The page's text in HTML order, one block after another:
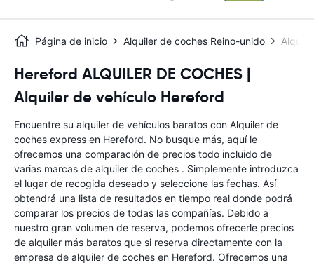
Página de inicio Alquiler de coches Reino-unido
Hereford ALQUILER DE COCHES |
Alquiler de vehículo Hereford
Encuentre su alquiler de vehículos baratos con Alquiler de
coches express en Hereford. No busque más, aquí le
ofrecemos una comparación de precios todo incluido de
varias marcas de alquiler de coches . Simplemente introduzca
el lugar de recogida deseado y seleccione las fechas. Así
obtendrá una lista de resultados en tiempo real donde podrá
comparar los precios de todas las compañías. Debido a
nuestro gran volumen de reserva, podemos ofrecerle precios
de alquiler más baratos que si reserva directamente con la
empresa de alquiler de coches en Hereford. Ofrecemos una